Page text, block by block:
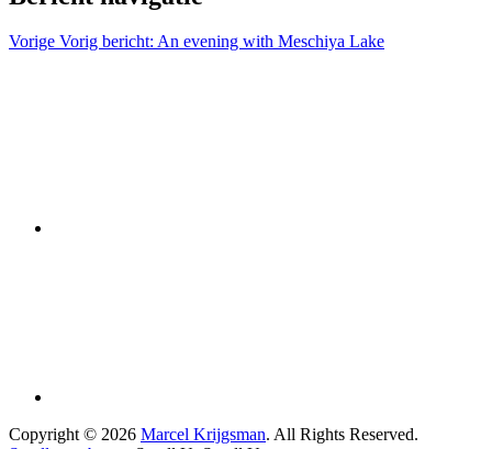
Vorige Vorig bericht: An evening with Meschiya Lake
Copyright © 2026 Marcel Krijgsman. All Rights Reserved.